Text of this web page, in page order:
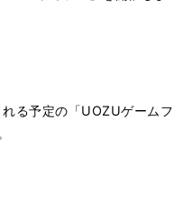
る予定の「UOZUゲームフ